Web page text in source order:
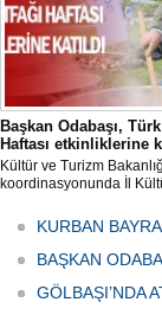
Başkan Odabaşı,
Haftası etkinliklerine
Kültür ve Turizm
koordinasyonunda İl
Haftası" etkinlikleri
ediyor.
KURBAN
BAŞKAN
GÖLBAŞI’NDA